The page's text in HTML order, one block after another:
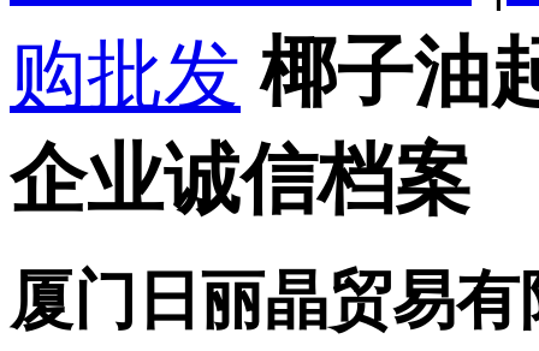
购批发 椰子油
企业诚信档案
厦门日丽晶贸易有